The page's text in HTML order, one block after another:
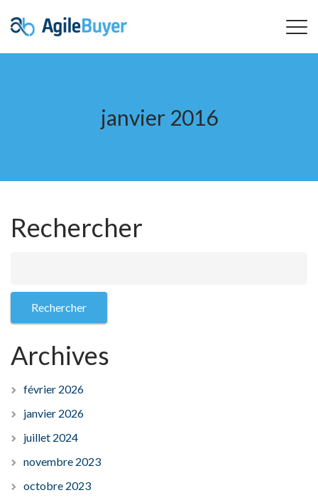
janvier 2016
Rechercher
Archives
février 2026
janvier 2026
juillet 2024
novembre 2023
octobre 2023